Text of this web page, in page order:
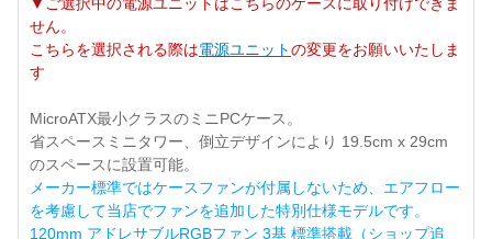
せん。
こちらを選択される際は電源ユニットの変更をお願いいたしま
す
MicroATX最小クラスのミニPCケース。
省スペースミニタワー、倒立デザインにより 19.5cm x 29cm
のスペースに設置可能。
メーカー標準ではケースファンが付属しないため、エアフロー
を考慮して当店でファンを追加した特別仕様モデルです。
120mm アドレサブルRGBファン 3基 標準搭載（ショップ追